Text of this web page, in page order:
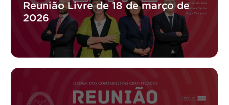
Reunião Livre de 18 de março de
2026